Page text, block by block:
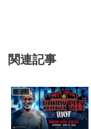
関連記事
タイチ